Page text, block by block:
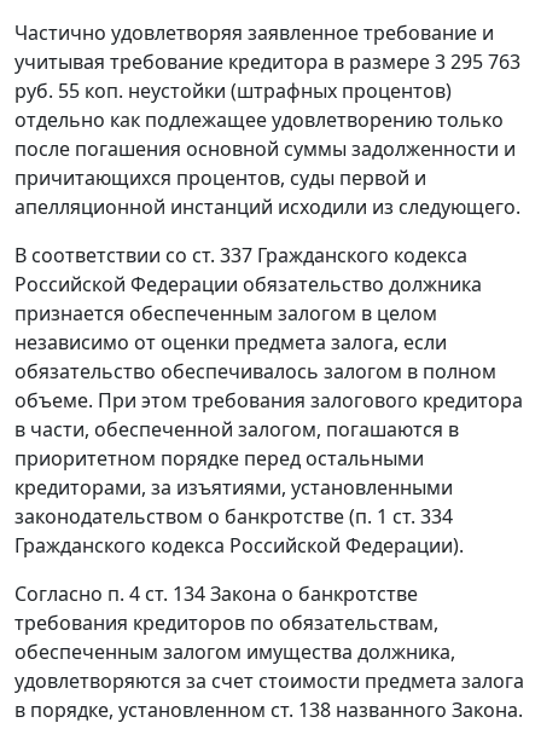
Частично удовлетворяя заявленное требование и
учитывая требование кредитора в размере 3 295 763
руб. 55 коп. неустойки (штрафных процентов)
отдельно как подлежащее удовлетворению только
после погашения основной суммы задолженности и
причитающихся процентов, суды первой и
апелляционной инстанций исходили из следующего.
В соответствии со ст. 337 Гражданского кодекса
Российской Федерации обязательство должника
признается обеспеченным залогом в целом
независимо от оценки предмета залога, если
обязательство обеспечивалось залогом в полном
объеме. При этом требования залогового кредитора
в части, обеспеченной залогом, погашаются в
приоритетном порядке перед остальными
кредиторами, за изъятиями, установленными
законодательством о банкротстве (п. 1 ст. 334
Гражданского кодекса Российской Федерации).
Согласно п. 4 ст. 134Закона о банкротстве
требования кредиторов по обязательствам,
обеспеченным залогом имущества должника,
удовлетворяются за счет стоимости предмета залога
в порядке, установленном ст. 138 названного Закона.